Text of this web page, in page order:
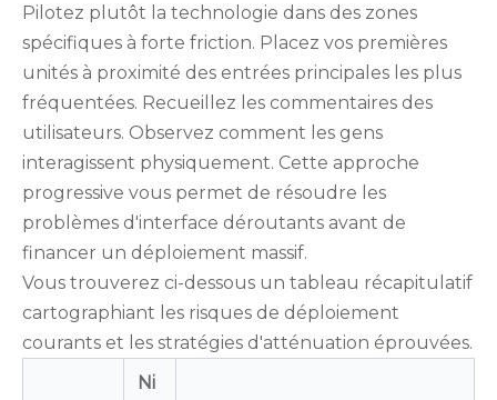
Pilotez plutôt la technologie dans des zones
spécifiques à forte friction. Placez vos premières
unités à proximité des entrées principales les plus
fréquentées. Recueillez les commentaires des
utilisateurs. Observez comment les gens
interagissent physiquement. Cette approche
progressive vous permet de résoudre les
problèmes d'interface déroutants avant de
financer un déploiement massif.
Vous trouverez ci-dessous un tableau récapitulatif
cartographiant les risques de déploiement
courants et les stratégies d'atténuation éprouvées.
Ni